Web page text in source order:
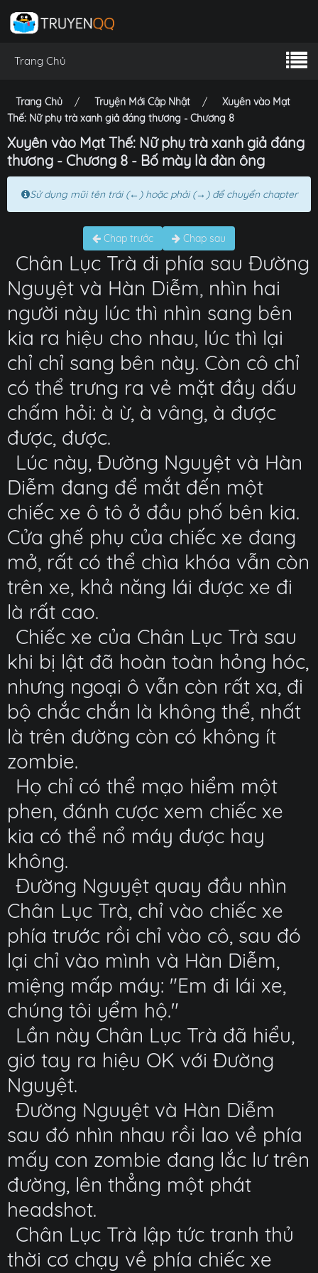
Trang Chủ
Trang Chủ Truyện Mới Cập Nhật
Xuyên vào Mạt
Thế: Nữ phụ trà xanh giả đáng thương - Chương 8
Xuyên vào Mạt Thế: Nữ phụ trà xanh giả đáng
thương - Chương 8 - Bố mày là đàn ông
Sử dụng mũi tên trái (←) hoặc phải (→) để chuyển chapter
Chap trước Chap sau
Chân Lục Trà đi phía sau Đường
Nguyệt và Hàn Diễm, nhìn hai
người này lúc thì nhìn sang bên
kia ra hiệu cho nhau, lúc thì lại
chỉ chỉ sang bên này. Còn cô chỉ
có thể trưng ra vẻ mặt đầy dấu
chấm hỏi: à ừ, à vâng, à được
được, được.
Lúc này, Đường Nguyệt và Hàn
Diễm đang để mắt đến một
chiếc xe ô tô ở đầu phố bên kia.
Cửa ghế phụ của chiếc xe đang
mở, rất có thể chìa khóa vẫn còn
trên xe, khả năng lái được xe đi
là rất cao.
Chiếc xe của Chân Lục Trà sau
khi bị lật đã hoàn toàn hỏng hóc,
nhưng ngoại ô vẫn còn rất xa, đi
bộ chắc chắn là không thể, nhất
là trên đường còn có không ít
zombie.
Họ chỉ có thể mạo hiểm một
phen, đánh cược xem chiếc xe
kia có thể nổ máy được hay
không.
Đường Nguyệt quay đầu nhìn
Chân Lục Trà, chỉ vào chiếc xe
phía trước rồi chỉ vào cô, sau đó
lại chỉ vào mình và Hàn Diễm,
miệng mấp máy: "Em đi lái xe,
chúng tôi yểm hộ."
Lần này Chân Lục Trà đã hiểu,
giơ tay ra hiệu OK với Đường
Nguyệt.
Đường Nguyệt và Hàn Diễm
sau đó nhìn nhau rồi lao về phía
mấy con zombie đang lắc lư trên
đường, lên thẳng một phát
headshot.
Chân Lục Trà lập tức tranh thủ
thời cơ chạy về phía chiếc xe